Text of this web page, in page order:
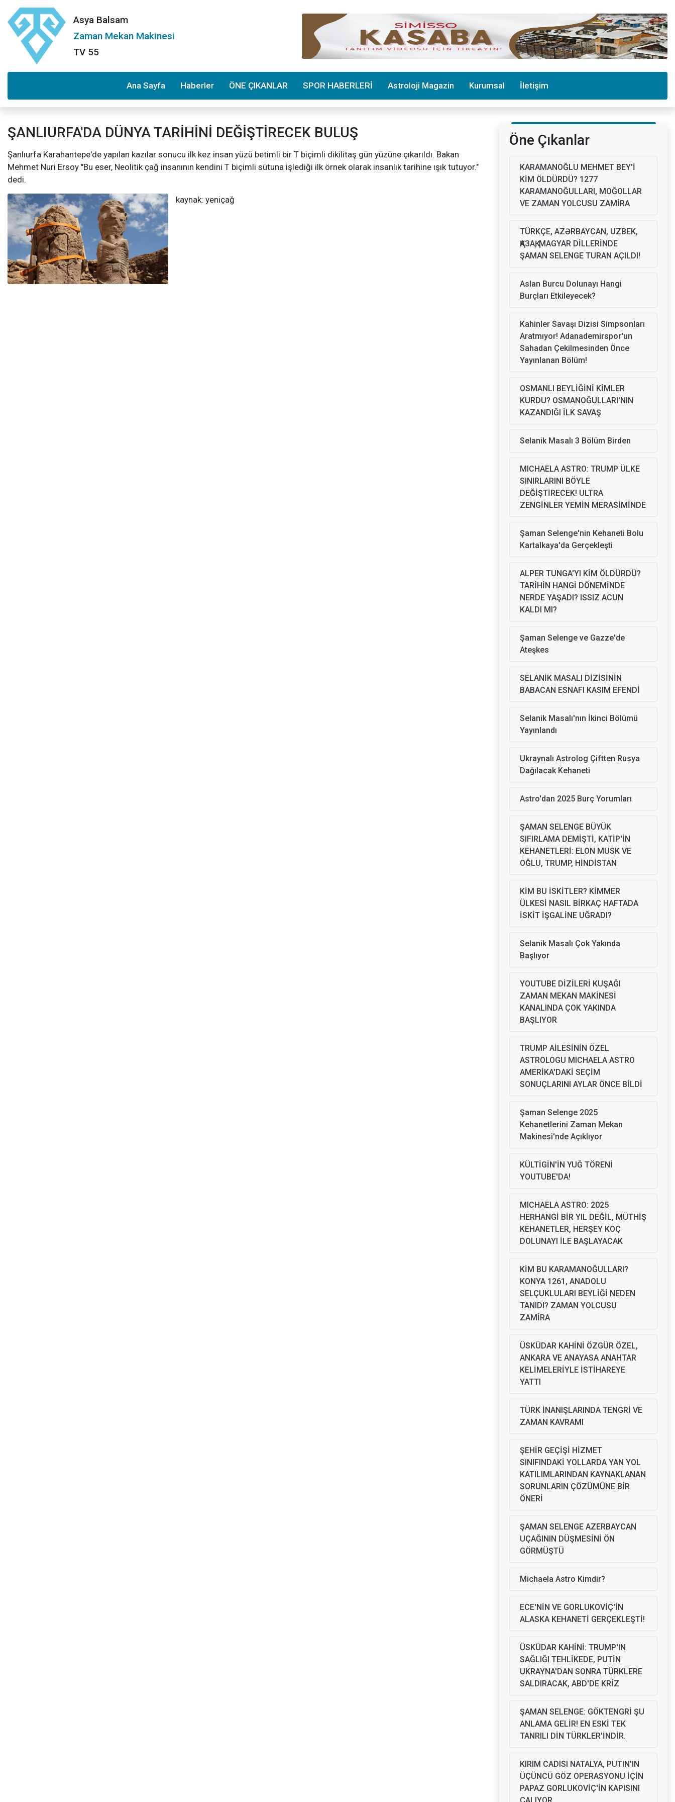
Asya Balsam
Zaman Mekan Makinesi
TV 55
Ana Sayfa Haberler ÖNE ÇIKANLAR SPOR HABERLERİ Astroloji Magazin Kurumsal İletişim
ŞANLIURFA'DA DÜNYA TARİHİNİ DEĞİŞTİRECEK BULUŞ
Şanlıurfa Karahantepe'de yapılan kazılar sonucu ilk kez insan yüzü betimli bir T biçimli dikilitaş gün yüzüne çıkarıldı. Bakan
Mehmet Nuri Ersoy "Bu eser, Neolitik çağ insanının kendini T biçimli sütuna işlediği ilk örnek olarak insanlık tarihine ışık tutuyor."
dedi.
kaynak: yeniçağ
Öne Çıkanlar
KARAMANOĞLU MEHMET BEY'İ
KİM ÖLDÜRDÜ? 1277
KARAMANOĞULLARI, MOĞOLLAR
VE ZAMAN YOLCUSU ZAMİRA
TÜRKÇE, AZƏRBAYCAN, UZBEK,
ҚАЗАҚ, MAGYAR DİLLERİNDE
ŞAMAN SELENGE TURAN AÇILDI!
Aslan Burcu Dolunayı Hangi
Burçları Etkileyecek?
Kahinler Savaşı Dizisi Simpsonları
Aratmıyor! Adanademirspor'un
Sahadan Çekilmesinden Önce
Yayınlanan Bölüm!
OSMANLI BEYLİĞİNİ KİMLER
KURDU? OSMANOĞULLARI'NIN
KAZANDIĞI İLK SAVAŞ
Selanik Masalı 3 Bölüm Birden
MICHAELA ASTRO: TRUMP ÜLKE
SINIRLARINI BÖYLE
DEĞİŞTİRECEK! ULTRA
ZENGİNLER YEMİN MERASİMİNDE
Şaman Selenge'nin Kehaneti Bolu
Kartalkaya'da Gerçekleşti
ALPER TUNGA'YI KİM ÖLDÜRDÜ?
TARİHİN HANGİ DÖNEMİNDE
NERDE YAŞADI? ISSIZ ACUN
KALDI MI?
Şaman Selenge ve Gazze'de
Ateşkes
SELANİK MASALI DİZİSİNİN
BABACAN ESNAFI KASIM EFENDİ
Selanik Masalı'nın İkinci Bölümü
Yayınlandı
Ukraynalı Astrolog Çiftten Rusya
Dağılacak Kehaneti
Astro'dan 2025 Burç Yorumları
ŞAMAN SELENGE BÜYÜK
SIFIRLAMA DEMİŞTİ, KATİP'İN
KEHANETLERİ: ELON MUSK VE
OĞLU, TRUMP, HİNDİSTAN
KİM BU İSKİTLER? KİMMER
ÜLKESİ NASIL BİRKAÇ HAFTADA
İSKİT İŞGALİNE UĞRADI?
Selanik Masalı Çok Yakında
Başlıyor
YOUTUBE DİZİLERİ KUŞAĞI
ZAMAN MEKAN MAKİNESİ
KANALINDA ÇOK YAKINDA
BAŞLIYOR
TRUMP AİLESİNİN ÖZEL
ASTROLOGU MICHAELA ASTRO
AMERİKA'DAKİ SEÇİM
SONUÇLARINI AYLAR ÖNCE BİLDİ
Şaman Selenge 2025
Kehanetlerini Zaman Mekan
Makinesi'nde Açıklıyor
KÜLTİGİN'İN YUĞ TÖRENİ
YOUTUBE'DA!
MICHAELA ASTRO: 2025
HERHANGİ BİR YIL DEĞİL, MÜTHİŞ
KEHANETLER, HERŞEY KOÇ
DOLUNAYI İLE BAŞLAYACAK
KİM BU KARAMANOĞULLARI?
KONYA 1261, ANADOLU
SELÇUKLULARI BEYLİĞİ NEDEN
TANIDI? ZAMAN YOLCUSU
ZAMİRA
ÜSKÜDAR KAHİNİ ÖZGÜR ÖZEL,
ANKARA VE ANAYASA ANAHTAR
KELİMELERİYLE İSTİHAREYE
YATTI
TÜRK İNANIŞLARINDA TENGRİ VE
ZAMAN KAVRAMI
ŞEHİR GEÇİŞİ HİZMET
SINIFINDAKİ YOLLARDA YAN YOL
KATILIMLARINDAN KAYNAKLANAN
SORUNLARIN ÇÖZÜMÜNE BİR
ÖNERİ
ŞAMAN SELENGE AZERBAYCAN
UÇAĞININ DÜŞMESİNİ ÖN
GÖRMÜŞTÜ
Michaela Astro Kimdir?
ECE'NİN VE GORLUKOVİÇ'İN
ALASKA KEHANETİ GERÇEKLEŞTİ!
ÜSKÜDAR KAHİNİ: TRUMP'IN
SAĞLIĞI TEHLİKEDE, PUTİN
UKRAYNA'DAN SONRA TÜRKLERE
SALDIRACAK, ABD'DE KRİZ
ŞAMAN SELENGE: GÖKTENGRİ ŞU
ANLAMA GELİR! EN ESKİ TEK
TANRILI DİN TÜRKLER'İNDİR.
KIRIM CADISI NATALYA, PUTIN'IN
ÜÇÜNCÜ GÖZ OPERASYONU İÇİN
PAPAZ GORLUKOVİÇ'İN KAPISINI